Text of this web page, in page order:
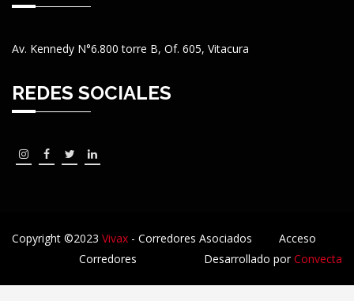
Av. Kennedy N°6.800 torre B, Of. 605, Vitacura
REDES SOCIALES
Copyright ©2023 Vivax - Corredores Asociados
Acceso
Corredores
Desarrollado porConvecta